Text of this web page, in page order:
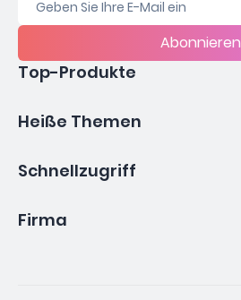
Abonnieren
Top-Produkte
Heiße Themen
Schnellzugriff
Firma